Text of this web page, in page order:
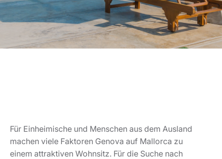
Für Einheimische und Menschen aus dem Ausland
machen viele Faktoren Genova auf Mallorca zu
einem attraktiven Wohnsitz. Für die Suche nach